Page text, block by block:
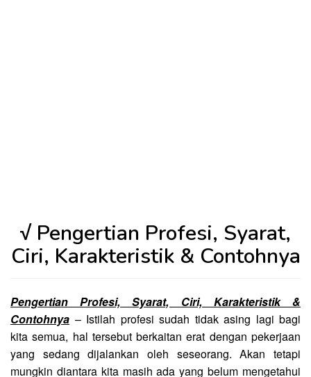
√ Pengertian Profesi, Syarat,
Ciri, Karakteristik & Contohnya
Pengertian Profesi, Syarat, Ciri, Karakteristik &
Contohnya – Istilah profesi sudah tidak asing lagi bagi
kita semua, hal tersebut berkaitan erat dengan pekerjaan
yang sedang dijalankan oleh seseorang. Akan tetapi
mungkin diantara kita masih ada yang belum mengetahui